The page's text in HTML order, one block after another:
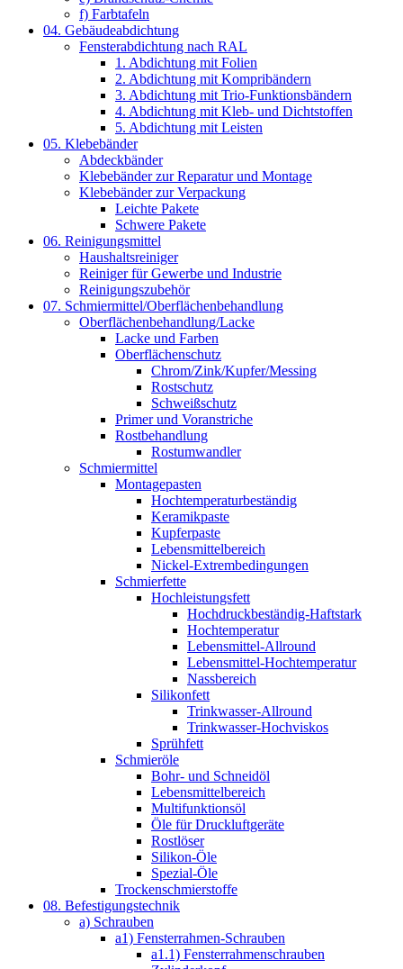
f) Farbtafeln
04. Gebäudeabdichtung
Fensterabdichtung nach RAL
1. Abdichtung mit Folien
2. Abdichtung mit Kompribändern
3. Abdichtung mit Trio-Funktionsbändern
4. Abdichtung mit Kleb- und Dichtstoffen
5. Abdichtung mit Leisten
05. Klebebänder
Abdeckbänder
Klebebänder zur Reparatur und Montage
Klebebänder zur Verpackung
Leichte Pakete
Schwere Pakete
06. Reinigungsmittel
Haushaltsreiniger
Reiniger für Gewerbe und Industrie
Reinigungszubehör
07. Schmiermittel/Oberflächenbehandlung
Oberflächenbehandlung/Lacke
Lacke und Farben
Oberflächenschutz
Chrom/Zink/Kupfer/Messing
Rostschutz
Schweißschutz
Primer und Voranstriche
Rostbehandlung
Rostumwandler
Schmiermittel
Montagepasten
Hochtemperaturbeständig
Keramikpaste
Kupferpaste
Lebensmittelbereich
Nickel-Extrembedingungen
Schmierfette
Hochleistungsfett
Hochdruckbeständig-Haftstark
Hochtemperatur
Lebensmittel-Allround
Lebensmittel-Hochtemperatur
Nassbereich
Silikonfett
Trinkwasser-Allround
Trinkwasser-Hochviskos
Sprühfett
Schmieröle
Bohr- und Schneidöl
Lebensmittelbereich
Multifunktionsöl
Öle für Druckluftgeräte
Rostlöser
Silikon-Öle
Spezial-Öle
Trockenschmierstoffe
08. Befestigungstechnik
a) Schrauben
a1) Fensterrahmen-Schrauben
a1.1) Fensterrahmenschrauben